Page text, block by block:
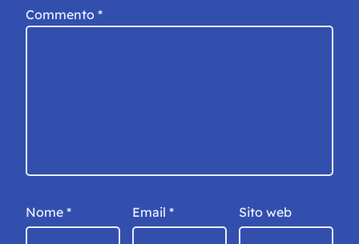
Commento *
Nome * Email * Sito web